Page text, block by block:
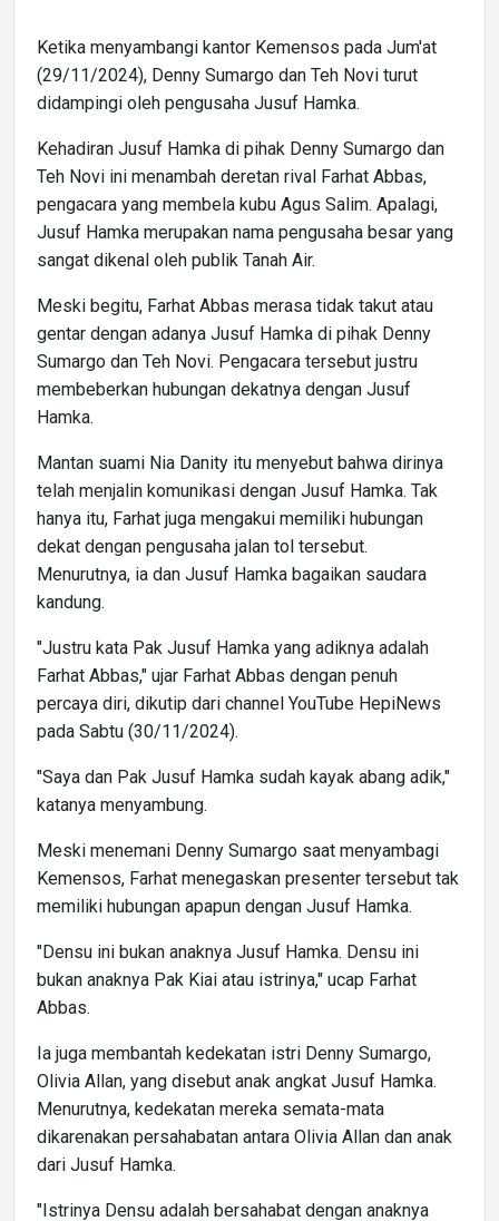
Ketika menyambangi kantor Kemensos pada Jum'at
(29/11/2024), Denny Sumargo dan Teh Novi turut
didampingi oleh pengusaha Jusuf Hamka.
Kehadiran Jusuf Hamka di pihak Denny Sumargo dan
Teh Novi ini menambah deretan rival Farhat Abbas,
pengacara yang membela kubu Agus Salim. Apalagi,
Jusuf Hamka merupakan nama pengusaha besar yang
sangat dikenal oleh publik Tanah Air.
Meski begitu, Farhat Abbas merasa tidak takut atau
gentar dengan adanya Jusuf Hamka di pihak Denny
Sumargo dan Teh Novi. Pengacara tersebut justru
membeberkan hubungan dekatnya dengan Jusuf
Hamka.
Mantan suami Nia Danity itu menyebut bahwa dirinya
telah menjalin komunikasi dengan Jusuf Hamka. Tak
hanya itu, Farhat juga mengakui memiliki hubungan
dekat dengan pengusaha jalan tol tersebut.
Menurutnya, ia dan Jusuf Hamka bagaikan saudara
kandung.
"Justru kata Pak Jusuf Hamka yang adiknya adalah
Farhat Abbas," ujar Farhat Abbas dengan penuh
percaya diri, dikutip dari channel YouTube HepiNews
pada Sabtu (30/11/2024).
"Saya dan Pak Jusuf Hamka sudah kayak abang adik,"
katanya menyambung.
Meski menemani Denny Sumargo saat menyambagi
Kemensos, Farhat menegaskan presenter tersebut tak
memiliki hubungan apapun dengan Jusuf Hamka.
"Densu ini bukan anaknya Jusuf Hamka. Densu ini
bukan anaknya Pak Kiai atau istrinya," ucap Farhat
Abbas.
Ia juga membantah kedekatan istri Denny Sumargo,
Olivia Allan, yang disebut anak angkat Jusuf Hamka.
Menurutnya, kedekatan mereka semata-mata
dikarenakan persahabatan antara Olivia Allan dan anak
dari Jusuf Hamka.
"Istrinya Densu adalah bersahabat dengan anaknya